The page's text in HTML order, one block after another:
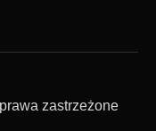
zastrzeżone